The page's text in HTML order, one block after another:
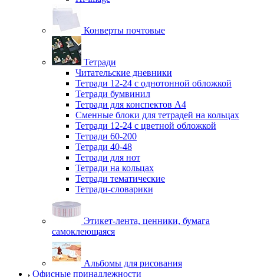
Конверты почтовые
Тетради
Читательские дневники
Тетради 12-24 с однотонной обложкой
Тетради бумвинил
Тетради для конспектов А4
Сменные блоки для тетрадей на кольцах
Тетради 12-24 с цветной обложкой
Тетради 60-200
Тетради 40-48
Тетради для нот
Тетради на кольцах
Тетради тематические
Тетради-словарики
Этикет-лента, ценники, бумага
самоклеющаяся
Альбомы для рисования
Офисные принадлежности